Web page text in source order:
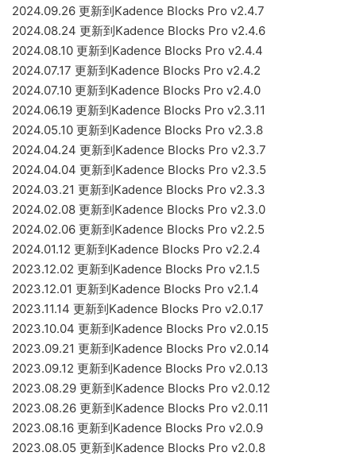
2024.09.26 更新到Kadence Blocks Pro v2.4.7
2024.08.24 更新到Kadence Blocks Pro v2.4.6
2024.08.10 更新到Kadence Blocks Pro v2.4.4
2024.07.17 更新到Kadence Blocks Pro v2.4.2
2024.07.10 更新到Kadence Blocks Pro v2.4.0
2024.06.19 更新到Kadence Blocks Pro v2.3.11
2024.05.10 更新到Kadence Blocks Pro v2.3.8
2024.04.24 更新到Kadence Blocks Pro v2.3.7
2024.04.04 更新到Kadence Blocks Pro v2.3.5
2024.03.21 更新到Kadence Blocks Pro v2.3.3
2024.02.08 更新到Kadence Blocks Pro v2.3.0
2024.02.06 更新到Kadence Blocks Pro v2.2.5
2024.01.12 更新到Kadence Blocks Pro v2.2.4
2023.12.02 更新到Kadence Blocks Pro v2.1.5
2023.12.01 更新到Kadence Blocks Pro v2.1.4
2023.11.14 更新到Kadence Blocks Pro v2.0.17
2023.10.04 更新到Kadence Blocks Pro v2.0.15
2023.09.21 更新到Kadence Blocks Pro v2.0.14
2023.09.12 更新到Kadence Blocks Pro v2.0.13
2023.08.29 更新到Kadence Blocks Pro v2.0.12
2023.08.26 更新到Kadence Blocks Pro v2.0.11
2023.08.16 更新到Kadence Blocks Pro v2.0.9
2023.08.05 更新到Kadence Blocks Pro v2.0.8